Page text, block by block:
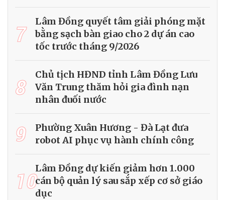
7
Lâm Đồng quyết tâm giải phóng mặt
bằng sạch bàn giao cho 2 dự án cao
tốc trước tháng 9/2026
8
Chủ tịch HĐND tỉnh Lâm Đồng Lưu
Văn Trung thăm hỏi gia đình nạn
nhân đuối nước
9
Phường Xuân Hương - Đà Lạt đưa
robot AI phục vụ hành chính công
10Lâm Đồng dự kiến giảm hơn 1.000
cán bộ quản lý sau sắp xếp cơ sở giáo
dục